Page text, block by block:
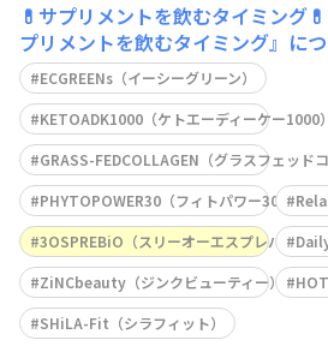
💊サプリメントを飲むタイミング💊
プリメントを飲むタイミング』に
トは、『栄養補助食品』『食品』な
指定はありません。皆様、それぞれ
飲む』ことの参考になればと思い
フォローを定期的に受けて、メイン
ECGREENs（イーシーグリーン）
KETOADK1000（ケトエーディーケー1000）
GRASS-FEDCOLLAGEN（グラスフェッドコ
PHYTOPOWER30（フィトパワー30）
3OSPREBiO（スリーオーエスプレバイオ）
ZiNCbeauty（ジンクビューティー）
SHiLA-Fit（シラフィット）